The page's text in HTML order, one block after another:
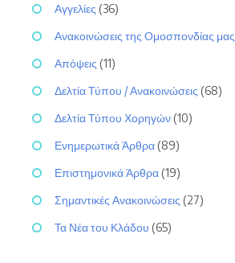
Αγγελίες (36)
Ανακοινώσεις της Ομοσπονδίας μας
Απόψεις (11)
Δελτία Τύπου / Ανακοινώσεις (68)
Δελτία Τύπου Χορηγών (10)
Ενημερωτικά Άρθρα (89)
Επιστημονικά Άρθρα (19)
Σημαντικές Ανακοινώσεις (27)
Τα Νέα του Κλάδου (65)